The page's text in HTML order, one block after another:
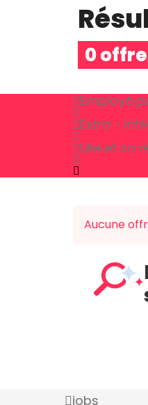
0
Employé
Extra -
Lille et sa
Aucune
jobs